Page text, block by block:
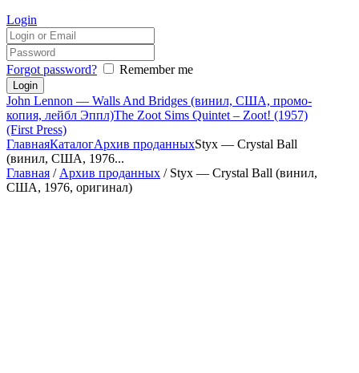
Login
Forgot password? Remember me
John Lennon — Walls And Bridges (винил, США, промо-
копия, лейбл Эппл)The Zoot Sims Quintet – Zoot! (1957)
(First Press)
ГлавнаяКаталогАрхив проданныхStyx — Crystal Ball
(винил, США, 1976...
Главная / Архив проданных / Styx — Crystal Ball (винил,
США, 1976, оригинал)